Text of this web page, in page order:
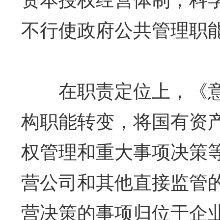
不行使政府公共管理职
在职责定位上，《
构职能转变，将国有资
权管理和重大事项决策
营公司和其他直接监管
营决策的事项归位于企